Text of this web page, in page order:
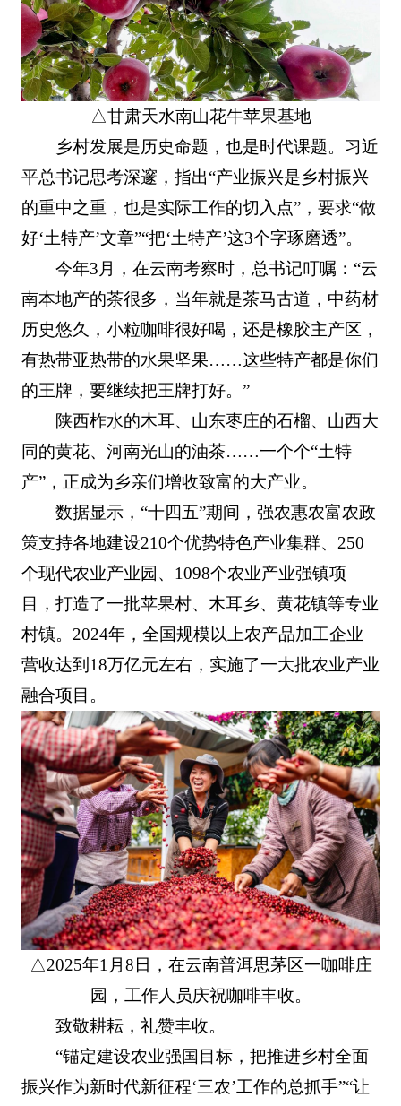
△甘肃天水南山花牛苹果基地
乡村发展是历史命题，也是时代课题。习近
平总书记思考深邃，指出“产业振兴是乡村振兴
的重中之重，也是实际工作的切入点”，要求“做
好‘土特产’文章”“把‘土特产’这3个字琢磨透”。
今年3月，在云南考察时，总书记叮嘱：“云
南本地产的茶很多，当年就是茶马古道，中药材
历史悠久，小粒咖啡很好喝，还是橡胶主产区，
有热带亚热带的水果坚果……这些特产都是你们
的王牌，要继续把王牌打好。”
陕西柞水的木耳、山东枣庄的石榴、山西大
同的黄花、河南光山的油茶……一个个“土特
产”，正成为乡亲们增收致富的大产业。
数据显示，“十四五”期间，强农惠农富农政
策支持各地建设210个优势特色产业集群、250
个现代农业产业园、1098个农业产业强镇项
目，打造了一批苹果村、木耳乡、黄花镇等专业
村镇。2024年，全国规模以上农产品加工企业
营收达到18万亿元左右，实施了一大批农业产业
融合项目。
△2025年1月8日，在云南普洱思茅区一咖啡庄
园，工作人员庆祝咖啡丰收。
致敬耕耘，礼赞丰收。
“锚定建设农业强国目标，把推进乡村全面
振兴作为新时代新征程‘三农’工作的总抓手”“让